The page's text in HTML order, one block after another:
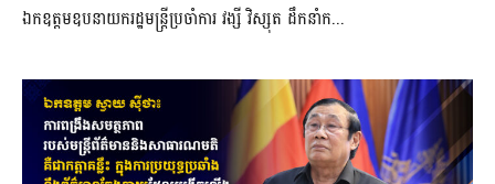
ឯកឧត្តមឧបនាយករដ្ឋមន្រ្តីប្រចាំការ វង្សី វិស្សុត ដឹកនាំក...